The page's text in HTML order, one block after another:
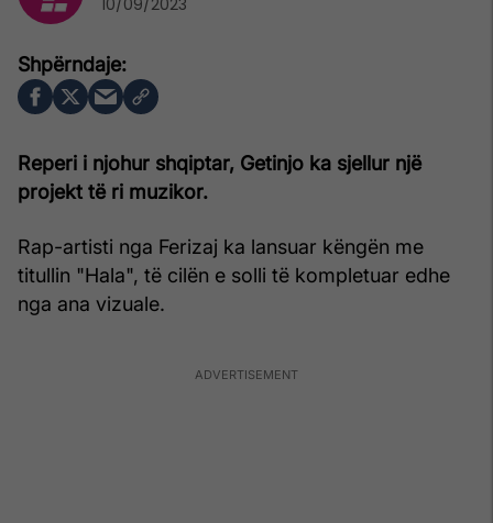
Reperi i njohur shqiptar, Getinjo ka sjellur një
projekt të ri muzikor.
Rap-artisti nga Ferizaj ka lansuar këngën me
titullin "Hala", të cilën e solli të kompletuar edhe
nga ana vizuale.